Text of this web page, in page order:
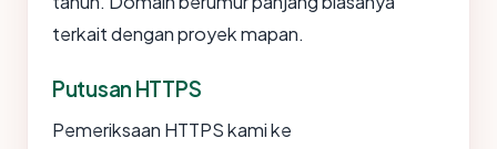
terkait dengan proyek mapan.
Putusan HTTPS
Pemeriksaan HTTPS kami ke